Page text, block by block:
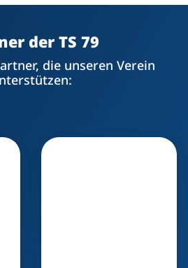
der TS 79
die unseren Verein